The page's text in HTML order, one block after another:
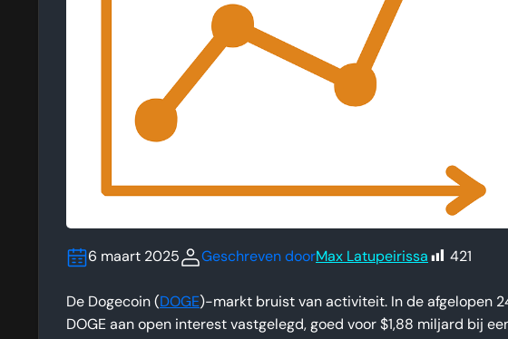
6 maart 2025 Geschreven doorMax Latupeirissa 421
De Dogecoin ( DOGE)-markt bruist van activiteit. In de afgelopen
DOGE aan open interest vastgelegd, goed voor $1,88 miljard bij